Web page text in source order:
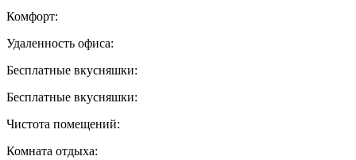
Комфорт:
Удаленность офиса:
Бесплатные вкусняшки:
Бесплатные вкусняшки:
Чистота помещений:
Комната отдыха: